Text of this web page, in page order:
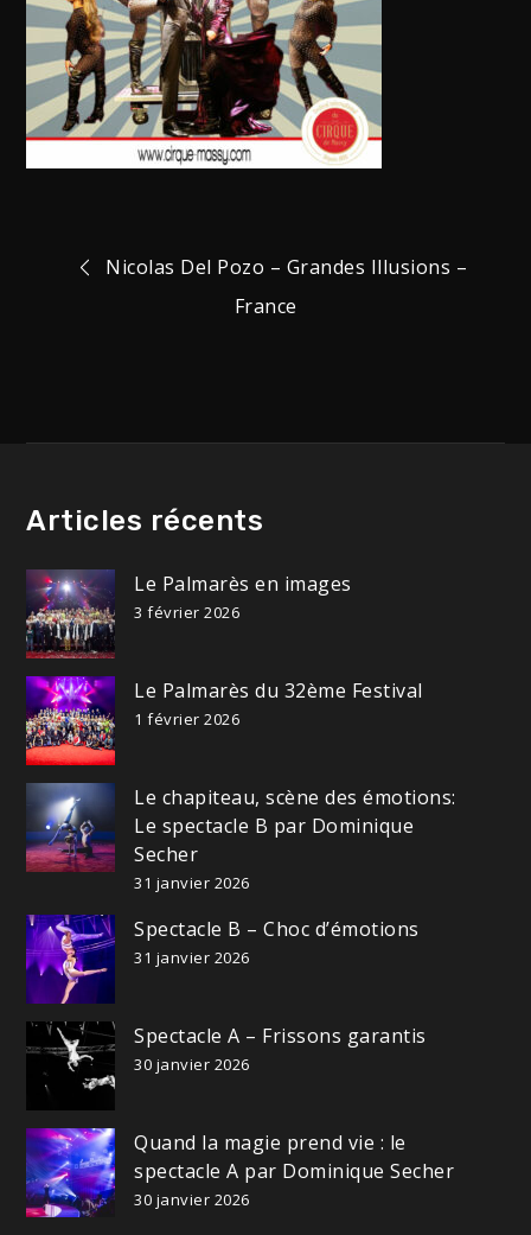
Navigation
Nicolas Del Pozo – Grandes Illusions –
France
Articles récents
Le Palmarès en images
3 février 2026
Le Palmarès du 32ème Festival
1 février 2026
Le chapiteau, scène des émotions:
Le spectacle B par Dominique
Secher
31 janvier 2026
Spectacle B – Choc d’émotions
31 janvier 2026
Spectacle A – Frissons garantis
30 janvier 2026
Quand la magie prend vie : le
spectacle A par Dominique Secher
30 janvier 2026